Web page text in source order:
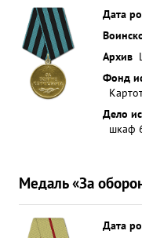
Дата
Архив
Фонд
Дело
шкаф
Медаль «За
Дата